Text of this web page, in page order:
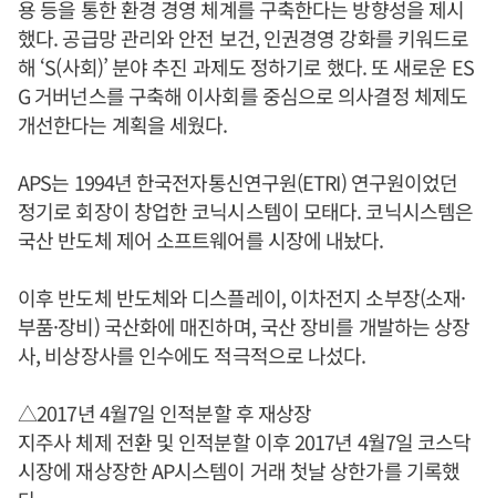
용 등을 통한 환경 경영 체계를 구축한다는 방향성을 제시
했다. 공급망 관리와 안전 보건, 인권경영 강화를 키워드로
해 ‘S(사회)’ 분야 추진 과제도 정하기로 했다. 또 새로운 ES
G 거버넌스를 구축해 이사회를 중심으로 의사결정 체제도
개선한다는 계획을 세웠다.
APS는 1994년 한국전자통신연구원(ETRI) 연구원이었던
정기로 회장이 창업한 코닉시스템이 모태다. 코닉시스템은
국산 반도체 제어 소프트웨어를 시장에 내놨다.
이후 반도체 반도체와 디스플레이, 이차전지 소부장(소재·
부품·장비) 국산화에 매진하며, 국산 장비를 개발하는 상장
사, 비상장사를 인수에도 적극적으로 나섰다.
△2017년 4월7일 인적분할 후 재상장
지주사 체제 전환 및 인적분할 이후 2017년 4월7일 코스닥
시장에 재상장한 AP시스템이 거래 첫날 상한가를 기록했